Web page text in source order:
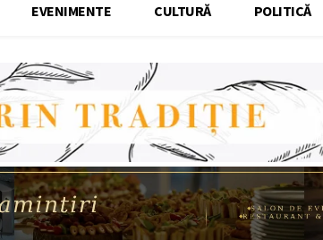
EVENIMENTE CULTURĂ POLITICĂ